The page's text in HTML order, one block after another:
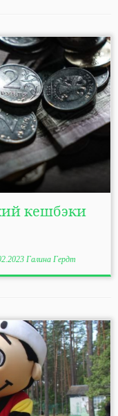
кешбэки
Галина Гердт